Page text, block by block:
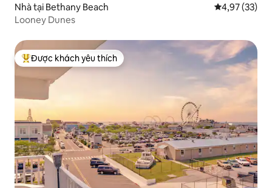
Nhà tại Bethany Beach Xếp hạng
4,97 (33)
Looney Dunes
Được khách yêu thích nhất
Được khách yêu thích